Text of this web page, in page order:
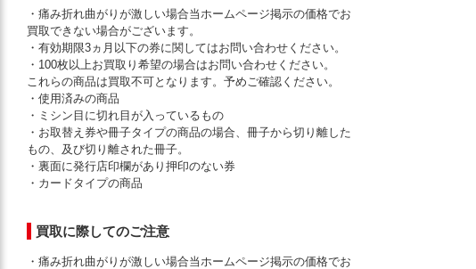
・痛み折れ曲がりが激しい場合当ホームページ掲示の価格でお
買取できない場合がございます。
・有効期限3ヵ月以下の券に関してはお問い合わせください。
・100枚以上お買取り希望の場合はお問い合わせください。
これらの商品は買取不可となります。予めご確認ください。
・使用済みの商品
・ミシン目に切れ目が入っているもの
・お取替え券や冊子タイプの商品の場合、冊子から切り離した
もの、及び切り離された冊子。
・裏面に発行店印欄があり押印のない券
・カードタイプの商品
買取に際してのご注意
・痛み折れ曲がりが激しい場合当ホームページ掲示の価格でお